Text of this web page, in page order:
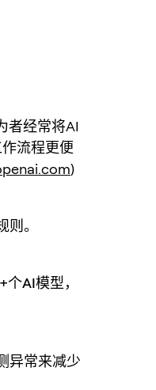
者经常将AI
流程更便
)
。
个AI模型 ，
异常来减少